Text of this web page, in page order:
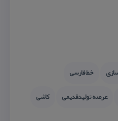
خط فارسی
عرصه تولیدقدیمی
كاشی